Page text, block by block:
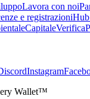
Lavora con noi
e registrazioni
CapitaleVerifica
Instagram
Wallet™